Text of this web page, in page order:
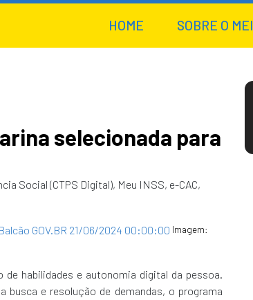
HOME SOBRE O MEI
selecionada para
Social (CTPS Digital), Meu INSS, e-CAC,
Imagem:
de habilidades e autonomia digital da pessoa.
busca e resolução de demandas, o programa